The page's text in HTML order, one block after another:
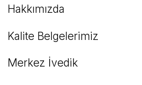
Hakkımızda
Kalite Belgelerimiz
Merkez İvedik